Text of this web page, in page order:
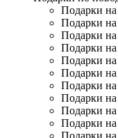
Подарки
Подарки
Подарки
Подарки на
Подарки на
Подарки на
Подарки
Подарки
Подарки
Подарки на
Подарки на